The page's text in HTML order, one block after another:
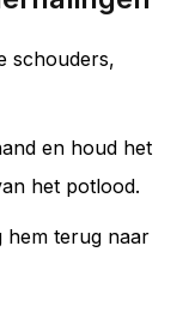
schouders,
en houd het
het potlood.
hem terug naar